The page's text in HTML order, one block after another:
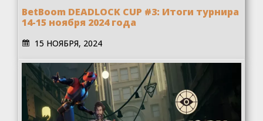
BetBoom DEADLOCK CUP #3: Итоги турнира
14-15 ноября 2024 года
15 НОЯБРЯ, 2024